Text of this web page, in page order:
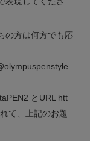
の方は何方でも応
とURL htt
て、上記のお題